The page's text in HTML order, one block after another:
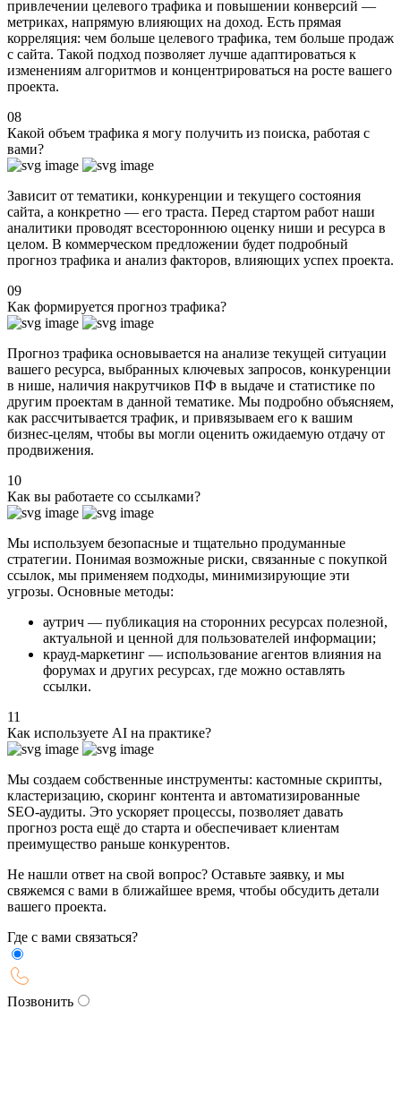
привлечении целевого трафика и повышении конверсий —
метриках, напрямую влияющих на доход. Есть прямая
корреляция: чем больше целевого трафика, тем больше продаж
с сайта. Такой подход позволяет лучше адаптироваться к
изменениям алгоритмов и концентрироваться на росте вашего
проекта.
08
Какой объем трафика я могу получить из поиска, работая с
вами?
Зависит от тематики, конкуренции и текущего состояния
сайта, а конкретно — его траста. Перед стартом работ наши
аналитики проводят всестороннюю оценку ниши и ресурса в
целом. В коммерческом предложении будет подробный
прогноз трафика и анализ факторов, влияющих успех проекта.
09
Как формируется прогноз трафика?
Прогноз трафика основывается на анализе текущей ситуации
вашего ресурса, выбранных ключевых запросов, конкуренции
в нише, наличия накрутчиков ПФ в выдаче и статистике по
другим проектам в данной тематике. Мы подробно объясняем,
как рассчитывается трафик, и привязываем его к вашим
бизнес-целям, чтобы вы могли оценить ожидаемую отдачу от
продвижения.
10
Как вы работаете со ссылками?
Мы используем безопасные и тщательно продуманные
стратегии. Понимая возможные риски, связанные с покупкой
ссылок, мы применяем подходы, минимизирующие эти
угрозы. Основные методы:
аутрич — публикация на сторонних ресурсах полезной,
актуальной и ценной для пользователей информации;
крауд-маркетинг — использование агентов влияния на
форумах и других ресурсах, где можно оставлять
ссылки.
11
Как используете AI на практике?
Мы создаем собственные инструменты: кастомные скрипты,
кластеризацию, скоринг контента и автоматизированные
SEO-аудиты. Это ускоряет процессы, позволяет давать
прогноз роста ещё до старта и обеспечивает клиентам
преимущество раньше конкурентов.
Не нашли ответ на свой вопрос? Оставьте заявку, и мы
свяжемся с вами в ближайшее время, чтобы обсудить детали
вашего проекта.
Где с вами связаться?
Позвонить